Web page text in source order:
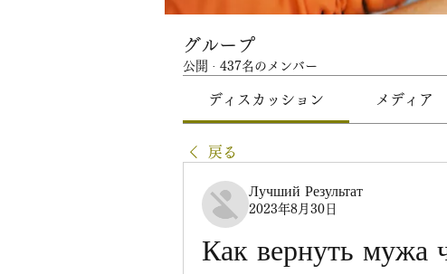
グループ
公開 · 437名のメンバー
ディスカッション メディア
戻る
Лучший Результат
2023年8月30日
Как вернуть мужа